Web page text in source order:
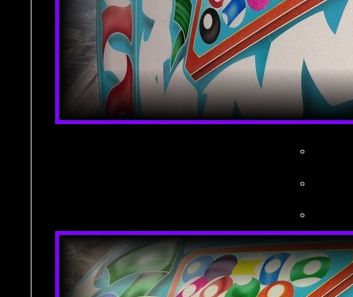
。
。
。